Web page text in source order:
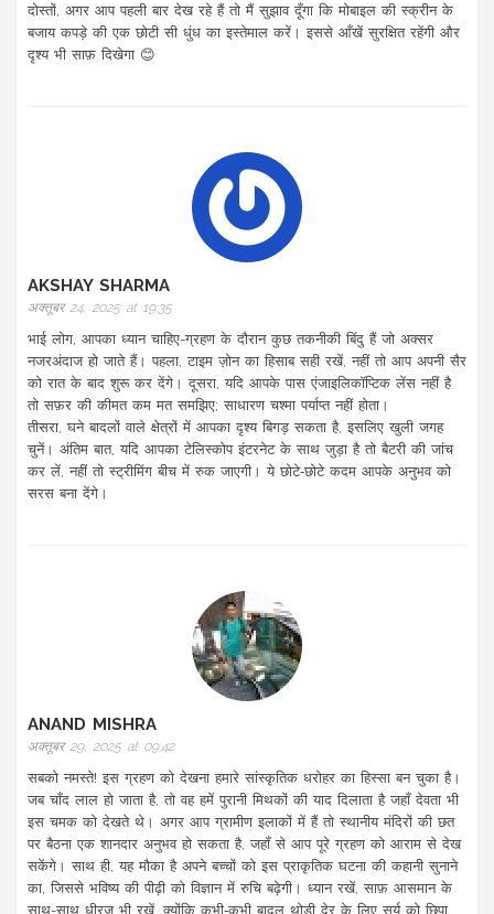
दोस्तों, अगर आप पहली बार देख रहे हैं तो मैं सुझाव दूँगा कि मोबाइल की स्क्रीन के
बजाय कपड़े की एक छोटी सी धुंध का इस्तेमाल करें। इससे आँखें सुरक्षित रहेंगी और
दृश्य भी साफ़ दिखेगा 😊
AKSHAY SHARMA
अक्तूबर 24, 2025 at 19:35
भाई लोग, आपका ध्यान चाहिए-ग्रहण के दौरान कुछ तकनीकी बिंदु हैं जो अक्सर
नजरअंदाज हो जाते हैं। पहला, टाइम ज़ोन का हिसाब सही रखें, नहीं तो आप अपनी सैर
को रात के बाद शुरू कर देंगे। दूसरा, यदि आपके पास एंजाइलिकॉप्टिक लेंस नहीं है
तो सफ़र की कीमत कम मत समझिए; साधारण चश्मा पर्याप्त नहीं होता।
तीसरा, घने बादलों वाले क्षेत्रों में आपका दृश्य बिगड़ सकता है, इसलिए खुली जगह
चुनें। अंतिम बात, यदि आपका टेलिस्कोप इंटरनेट के साथ जुड़ा है तो बैटरी की जांच
कर लें, नहीं तो स्ट्रीमिंग बीच में रुक जाएगी। ये छोटे‑छोटे कदम आपके अनुभव को
सरस बना देंगे।
ANAND MISHRA
अक्तूबर 29, 2025 at 09:42
सबको नमस्ते! इस ग्रहण को देखना हमारे सांस्कृतिक धरोहर का हिस्सा बन चुका है।
जब चाँद लाल हो जाता है, तो वह हमें पुरानी मिथकों की याद दिलाता है जहाँ देवता भी
इस चमक को देखते थे। अगर आप ग्रामीण इलाकों में हैं तो स्थानीय मंदिरों की छत
पर बैठना एक शानदार अनुभव हो सकता है, जहाँ से आप पूरे ग्रहण को आराम से देख
सकेंगे। साथ ही, यह मौका है अपने बच्चों को इस प्राकृतिक घटना की कहानी सुनाने
का, जिससे भविष्य की पीढ़ी को विज्ञान में रुचि बढ़ेगी। ध्यान रखें, साफ़ आसमान के
साथ-साथ धीरज भी रखें, क्योंकि कभी‑कभी बादल थोड़ी देर के लिए सूर्य को छिपा